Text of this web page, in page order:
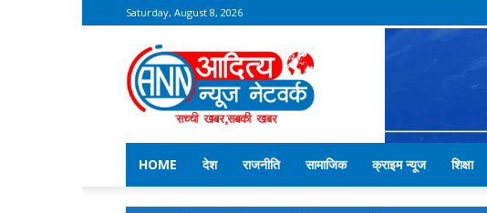
Saturday, August 8, 2026
Aditya
News
Network
–
Kekri
News
HOME
देश राजनीति सामाजिक क्राइम न्यूज शिक्षा